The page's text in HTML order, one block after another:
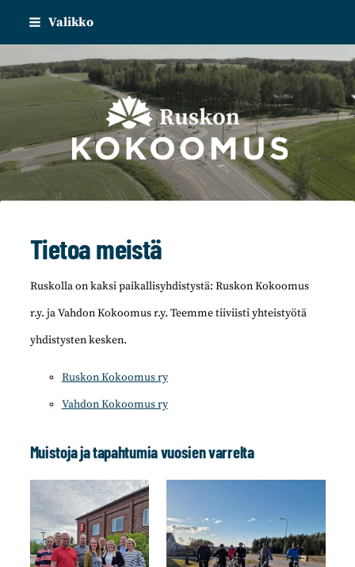
Siirry
sivun
sisältöön
Valikko
Ruskon kokoomus
Tietoa meistä
Ruskolla on kaksi paikallisyhdistystä: Ruskon Kokoomus
r.y. ja Vahdon Kokoomus r.y. Teemme tiiviisti yhteistyötä
yhdistysten kesken.
Ruskon Kokoomus ry
Vahdon Kokoomus ry
Muistoja ja tapahtumia vuosien varrelta